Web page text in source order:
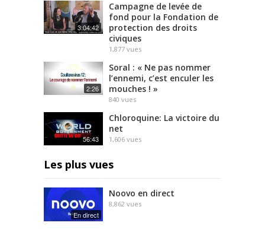
3:04:42
Campagne de levée de
fond pour la Fondation de
protection des droits
civiques
1,877 vues
2:26
Soral : « Ne pas nommer
l’ennemi, c’est enculer les
mouches ! »
840 vues
56:43
Chloroquine: La victoire du
net
1,606 vues
Les plus vues
En direct
Noovo en direct
8,862 vues